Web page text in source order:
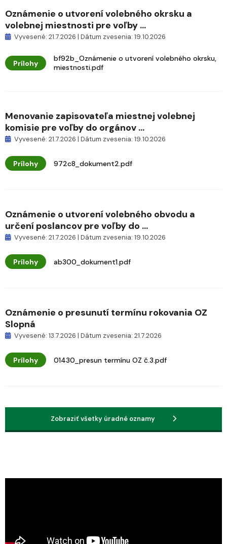
Oznámenie o utvorení volebného okrsku a
volebnej miestnosti pre voľby ...
Vyvesené: 21.7.2026 | Dátum zvesenia: 19.10.2026
Prílohy
bf92b_Oznámenie o utvorení volebného okrsku,
miestnosti.pdf
Menovanie zapisovateľa miestnej volebnej
komisie pre voľby do orgánov ...
Vyvesené: 21.7.2026 | Dátum zvesenia: 19.10.2026
Prílohy 972c8_dokument2.pdf
Oznámenie o utvorení volebného obvodu a
určení poslancov pre voľby do ...
Vyvesené: 21.7.2026 | Dátum zvesenia: 19.10.2026
Prílohy ab300_dokument1.pdf
Oznámenie o presunutí termínu rokovania OZ
Slopná
Vyvesené: 13.7.2026 | Dátum zvesenia: 21.7.2026
Prílohy 01430_presun termínu OZ č.3.pdf
Zobraziť všetky úradné oznamy